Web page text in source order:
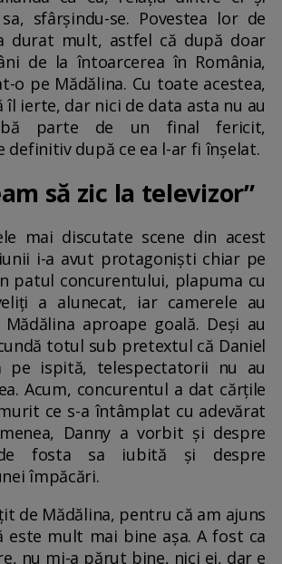
sfârșindu-se. Povestea lor de
durat mult, astfel că după doar
de la întoarcerea în România,
o pe Mădălina. Cu toate acestea,
îl ierte, dar nici de data asta nu au
parte de un final fericit,
definitiv după ce ea l-ar fi înșelat.
să zic la televizor”
mai discutate scene din acest
i-a avut protagoniști chiar pe
patul concurentului, plapuma cu
a alunecat, iar camerele au
aproape goală. Deși au
totul sub pretextul că Daniel
pe ispită, telespectatorii nu au
Acum, concurentul a dat cărțile
ce s-a întâmplat cu adevărat
Danny a vorbit și despre
de fosta sa iubită și despre
împăcări.
de Mădălina, pentru că am ajuns
este mult mai bine așa. A fost ca
nu mi-a părut bine, nici ei, dar e